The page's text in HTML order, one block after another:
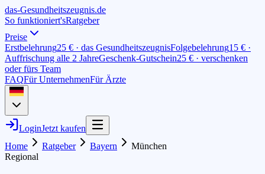
das-Gesundheitszeugnis.de
So funktioniert'sRatgeber
Preise
Erstbelehrung25 € · das GesundheitszeugnisFolgebelehrung15 € ·
Auffrischung alle 2 JahreGeschenk-Gutschein25 € · verschenken
oder fürs Team
FAQFür UnternehmenFür Ärzte
LoginJetzt kaufen
Home
Ratgeber Bayern
München
Regional